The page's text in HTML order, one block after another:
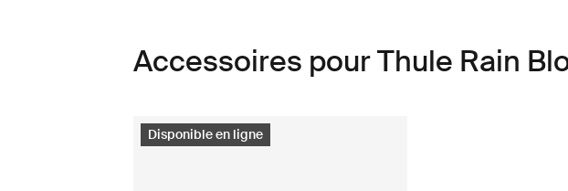
Accessoires pour Thule Rain
Disponible en ligne